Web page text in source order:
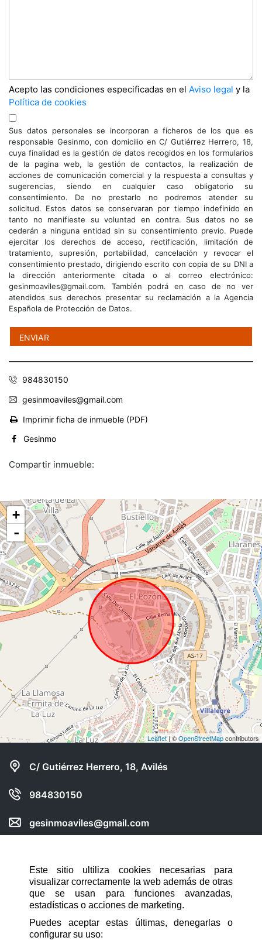
Este sitio ultiliza cookies necesarias para
visualizar correctamente la web además de otras
que se usan para funciones avanzadas,
estadísticas o acciones de marketing.
Puedes aceptar estas últimas, denegarlas o
configurar su uso:
Acepto las condiciones especificadas en el Aviso legal y la
Política de cookies
Sus datos personales se incorporan a ficheros de los que es
responsable Gesinmo, con domicilio en C/ Gutiérrez Herrero, 18,
cuya finalidad es la gestión de datos recogidos en los formularios
de la pagina web, la gestión de contactos, la realización de
acciones de comunicación comercial y la respuesta a consultas y
sugerencias, siendo en cualquier caso obligatorio su
consentimiento. De no prestarlo no podremos atender su
solicitud. Estos datos se conservaran por tiempo indefinido en
tanto no manifieste su voluntad en contra. Sus datos no se
cederán a ninguna entidad sin su consentimiento previo. Puede
ejercitar los derechos de acceso, rectificación, limitación de
tratamiento, supresión, portabilidad, cancelación y revocar el
consentimiento prestado, dirigiendo escrito con copia de su DNI a
la dirección anteriormente citada o al correo electrónico:
gesinmoaviles@gmail.com. También podrá en caso de no ver
atendidos sus derechos presentar su reclamación a la Agencia
Española de Protección de Datos.
984830150
gesinmoaviles@gmail.com
Imprimir ficha de inmueble (PDF)
Gesinmo
Compartir inmueble:
+
-
Leaflet | ©OpenStreetMapcontributors
C/ Gutiérrez Herrero, 18, Avilés
984830150
gesinmoaviles@gmail.com
NAVEGACIÓN RÁPIDA
INICIO
CONTACTO